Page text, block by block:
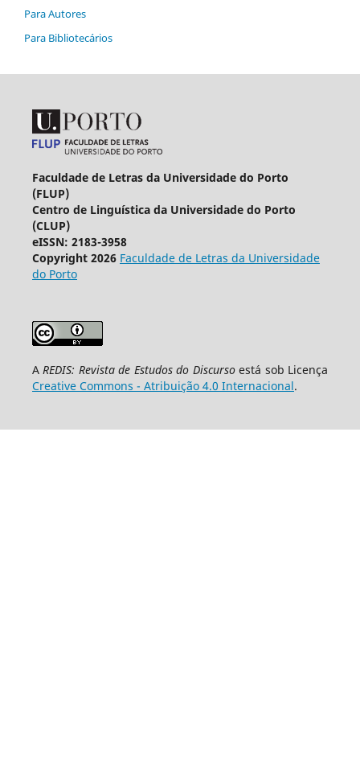
Para Autores
Para Bibliotecários
Faculdade de Letras da Universidade do Porto
(FLUP)
Centro de Linguística da Universidade do Porto
(CLUP)
eISSN: 2183-3958
Copyright 2026 Faculdade de Letras da Universidade
do Porto
AREDIS: Revista de Estudos do Discursoestá sob Licença
Creative Commons - Atribuição 4.0 Internacional.